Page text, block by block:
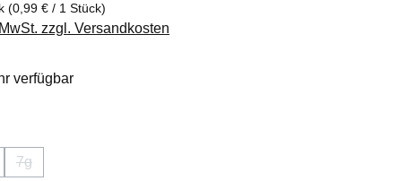
(0,99 € / 1 Stück)
zzgl. Versandkosten
verfügbar
ist zurzeit nicht verfügbar.)
Option ist zurzeit nicht verfügbar.)
7g
(Diese Option ist zurzeit nicht verfügbar.)